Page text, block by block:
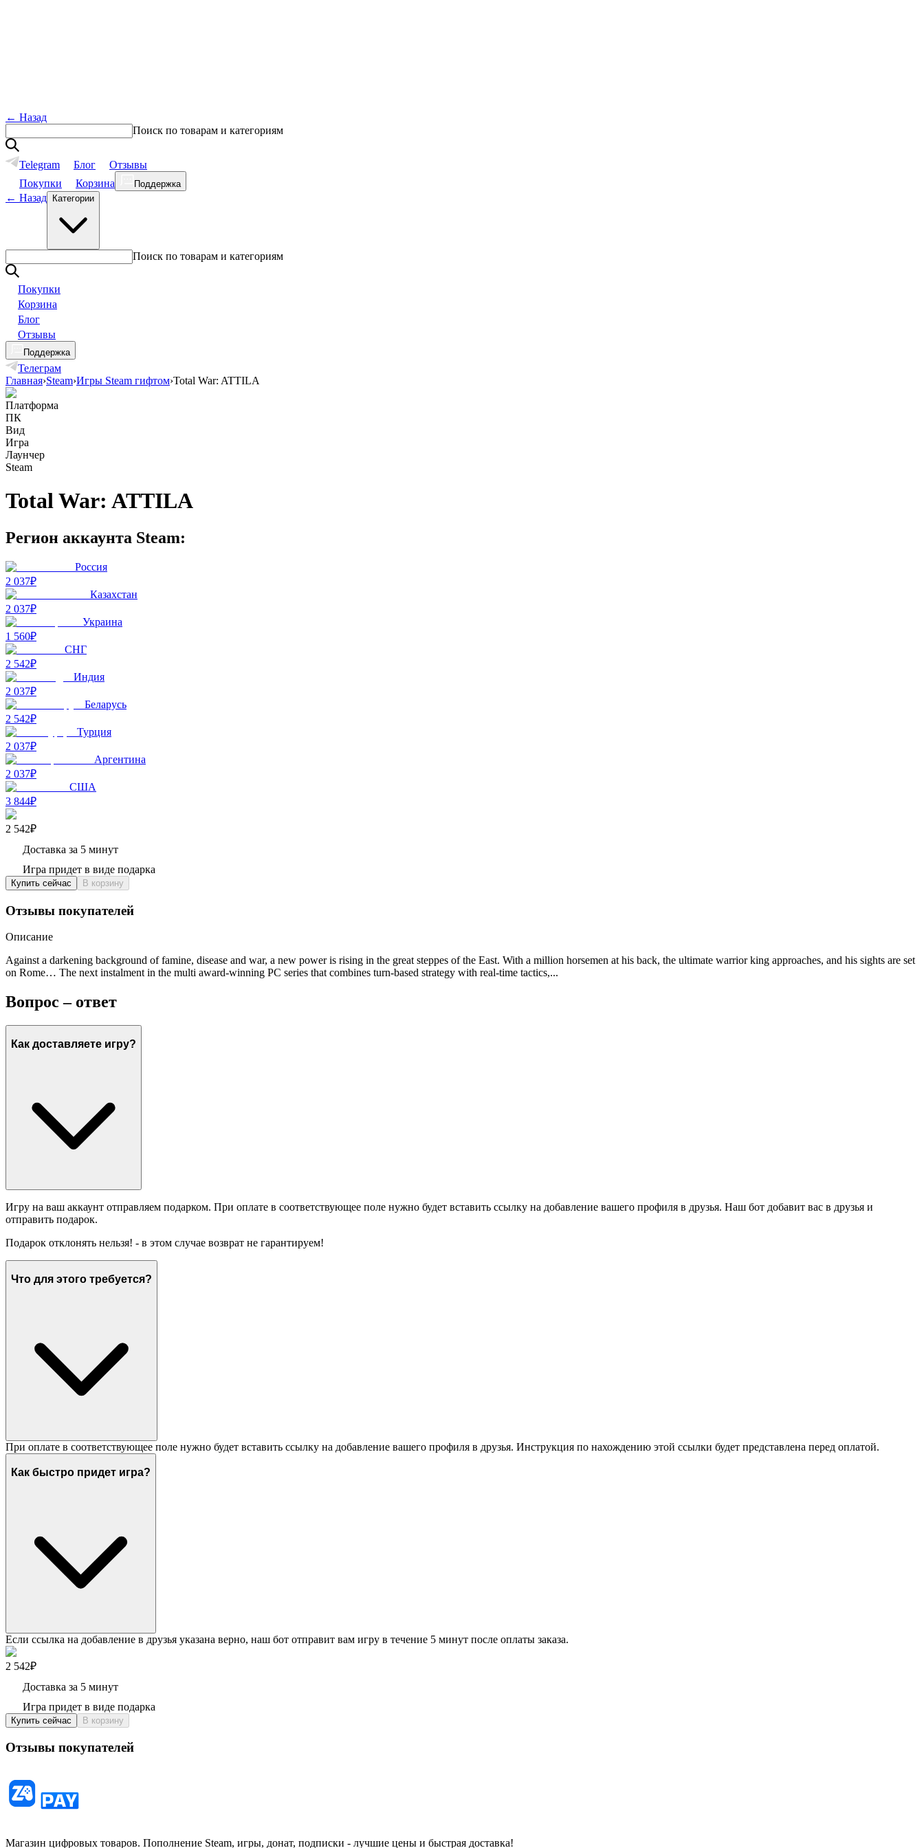
← Назад
Поиск по товарам и категориям
Telegram Блог
Отзывы
Покупки
Корзина Поддержка
← Назад Категории
Поиск по товарам и категориям
Покупки
Корзина
Блог
Отзывы
Поддержка
Телеграм
Главная›Steam›Игры Steam гифтом›Total War: ATTILA
Платформа
ПК
Вид
Игра
Лаунчер
Steam
Total War: ATTILA
Регион аккаунта Steam:
Россия
2 037₽
Казахстан
2 037₽
Украина
1 560₽
СНГ
2 542₽
Индия
2 037₽
Беларусь
2 542₽
Турция
2 037₽
Аргентина
2 037₽
США
3 844₽
2 542₽
Доставка за 5 минут
Игра придет в виде подарка
Купить сейчас В корзину
Отзывы покупателей
Описание
Against a darkening background of famine, disease and war, a new power is rising in the great steppes of the East. With a million horsemen at his back, the ultimate warrior king approaches, and his sights are set
on Rome… The next instalment in the multi award-winning PC series that combines turn-based strategy with real-time tactics,...
Вопрос – ответ
Как доставляете игру?
Игру на ваш аккаунт отправляем подарком. При оплате в соответствующее поле нужно будет вставить ссылку на добавление вашего профиля в друзья. Наш бот добавит вас в друзья и
отправить подарок.
Подарок отклонять нельзя! - в этом случае возврат не гарантируем!
Что для этого требуется?
При оплате в соответствующее поле нужно будет вставить ссылку на добавление вашего профиля в друзья. Инструкция по нахождению этой ссылки будет представлена перед оплатой.
Как быстро придет игра?
Если ссылка на добавление в друзья указана верно, наш бот отправит вам игру в течение 5 минут после оплаты заказа.
2 542₽
Доставка за 5 минут
Игра придет в виде подарка
Купить сейчас В корзину
Отзывы покупателей
Магазин цифровых товаров. Пополнение Steam, игры, донат, подписки - лучшие цены и быстрая доставка!